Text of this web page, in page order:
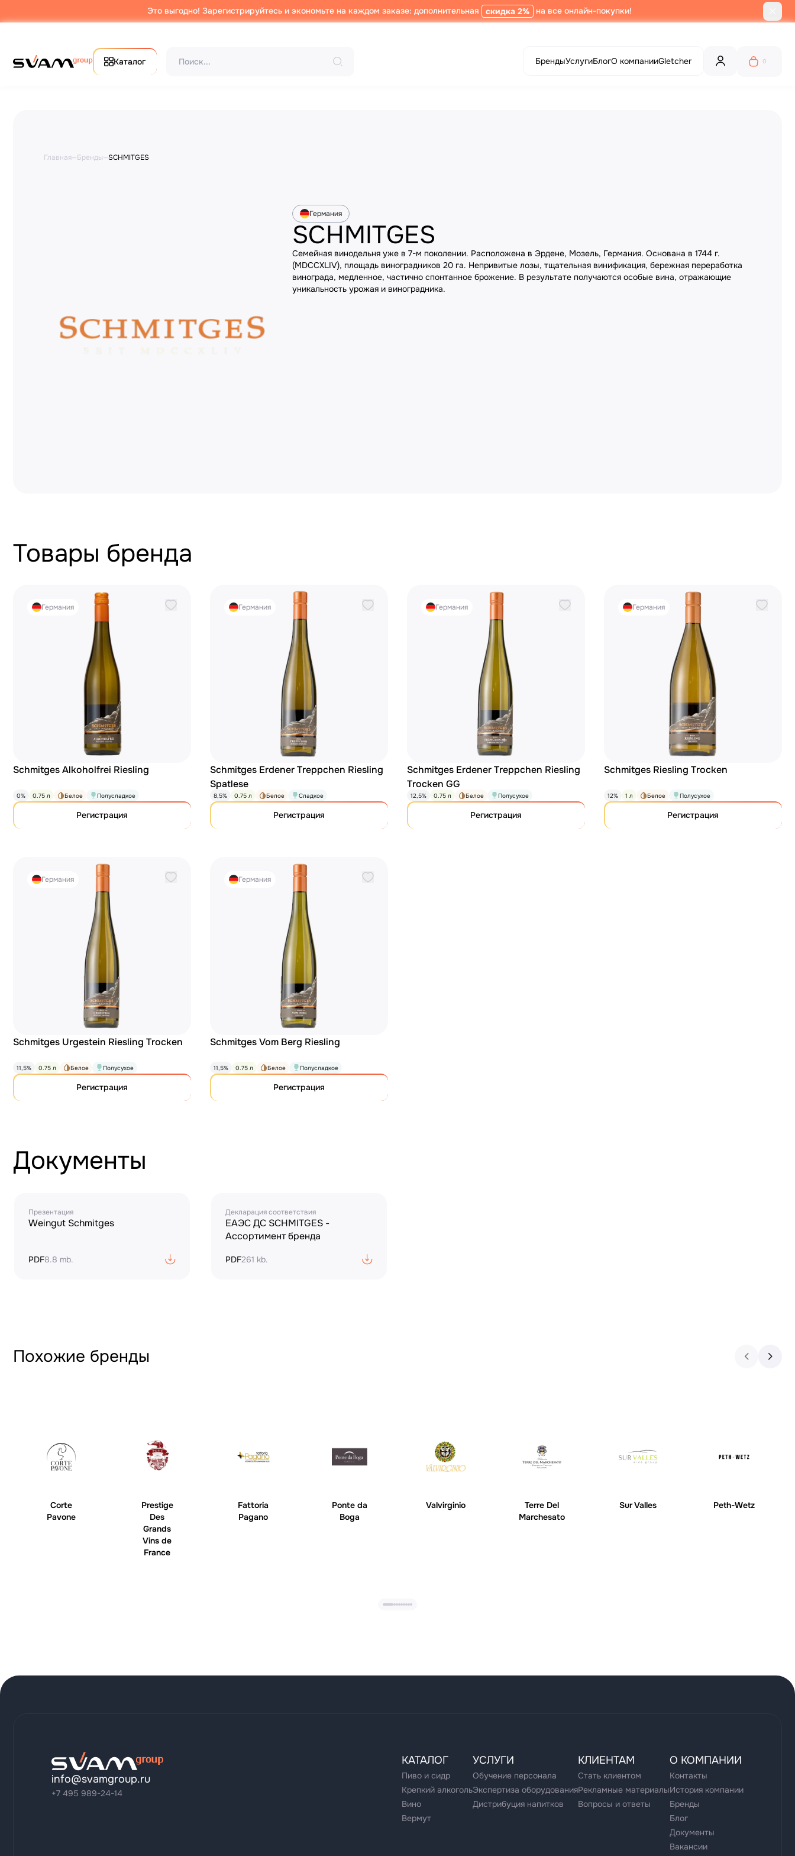
Это выгодно! Зарегистрируйтесь и экономьте на каждом заказе: дополнительная скидка 2% на все онлайн-покупки!
Каталог БрендыУслугиБлогО компанииGletcher 0
Главная—Бренды—SCHMITGES
Германия
SCHMITGES
Семейная винодельня уже в 7-м поколении. Расположена в Эрдене, Мозель, Германия. Основана в 1744 г.
(MDCCXLIV), площадь виноградников 20 га. Непривитые лозы, тщательная винификация, бережная переработка
винограда, медленное, частично спонтанное брожение. В результате получаются особые вина, отражающие
уникальность урожая и виноградника.
Товары бренда
Германия
Schmitges Alkoholfrei Riesling
0% 0.75 л Белое Полусладкое
Регистрация
Германия
Schmitges Erdener Treppchen Riesling
Spatlese
8,5% 0.75 л Белое Сладкое
Регистрация
Германия
Schmitges Erdener Treppchen Riesling
Trocken GG
12,5% 0.75 л Белое Полусухое
Регистрация
Германия
Schmitges Riesling Trocken
12% 1 л Белое Полусухое
Регистрация
Германия
Schmitges Urgestein Riesling Trocken
11,5% 0.75 л Белое Полусухое
Регистрация
Германия
Schmitges Vom Berg Riesling
11,5% 0.75 л Белое Полусладкое
Регистрация
Документы
Презентация
Weingut Schmitges
PDF8.8 mb.
Декларация соответствия
ЕАЭС ДС SCHMITGES -
Ассортимент бренда
PDF261 kb.
Похожие бренды
Corte
Pavone
Prestige
Des
Grands
Vins de
France
Fattoria
Pagano
Ponte da
Boga
Valvirginio
Terre Del
Marchesato
Sur Valles Peth-Wetz
info@svamgroup.ru
+7 495 989-24-14
КАТАЛОГ
Пиво и сидр
Крепкий алкоголь
Вино
Вермут
УСЛУГИ
Обучение персонала
Экспертиза оборудования
Дистрибуция напитков
КЛИЕНТАМ
Стать клиентом
Рекламные материалы
Вопросы и ответы
О КОМПАНИИ
Контакты
История компании
Бренды
Блог
Документы
Вакансии